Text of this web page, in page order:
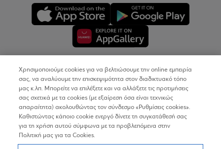
Copyright © 2026
Όροι Χρήσης
Προσωπικά Δεδομένα στον Διαδικτυακό Τόπο
Χρησιμοποιούμε cookies για να βελτιώσουμε την online εμπειρία
σας, να αναλύουμε την επισκεψιμότητα στον διαδικτυακό τόπο
μας κ.λπ. Μπορείτε να επιλέξετε και να αλλάξετε τις προτιμήσεις
σας σχετικά με τα cookies (με εξαίρεση όσα είναι τεχνικώς
απαραίτητα) ακολουθώντας τον σύνδεσμο «Ρυθμίσεις cookies».
Καθιστώντας κάποιο cookie ενεργό δίνετε τη συγκατάθεσή σας
για τη χρήση αυτού σύμφωνα με τα προβλεπόμενα στην
Πολιτική μας για τα Cookies.